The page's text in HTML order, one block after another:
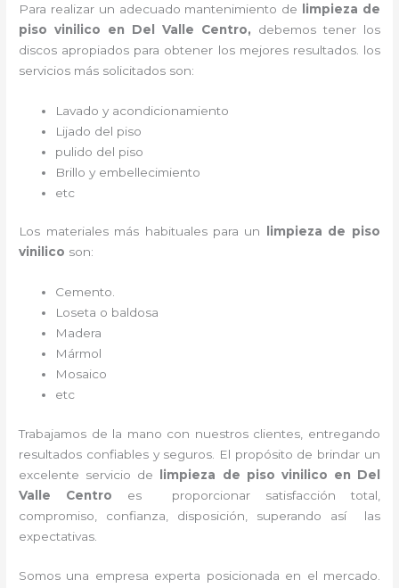
Para realizar un adecuado mantenimiento de
limpieza de
piso vinilico en Del Valle Centro, debemos tener los
discos apropiados para obtener los mejores resultados. los
servicios más solicitados son:
Lavado y acondicionamiento
Lijado del piso
pulido del piso
Brillo y embellecimiento
etc
Los materiales más habituales para un
limpieza de piso
vinilico son:
Cemento.
Loseta o baldosa
Madera
Mármol
Mosaico
etc
Trabajamos de la mano con nuestros clientes, entregando
resultados confiables y seguros. El propósito de brindar un
excelente servicio de limpieza de piso vinilico en Del
Valle Centro es proporcionar satisfacción total,
compromiso, confianza, disposición, superando así las
expectativas.
Somos una empresa experta posicionada en el mercado.